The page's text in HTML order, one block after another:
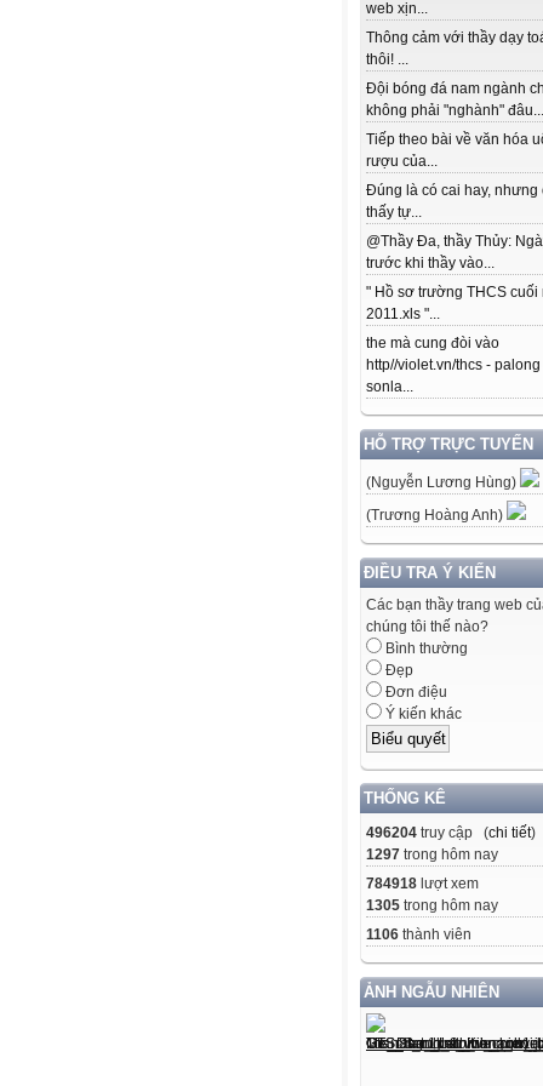
web xịn...
Thông cảm với thầy dạy
thôi! ...
Đội bóng đá nam ngành
không phải "nghành" đâu...
Tiếp theo bài về văn hóa
rượu của...
Đúng là có cai hay, nhưng
thấy tự...
@Thầy Đa, thầy Thủy:
trước khi thầy vào...
" Hồ sơ trường THCS cuối
2011.xls "...
the mà cung đòi vào
http//violet.vn/thcs - palong
sonla...
HỖ TRỢ TRỰC TUYẾN
(Nguyễn Lương Hùng)
(Trương Hoàng Anh)
ĐIỀU TRA Ý KIẾN
Các bạn thầy trang web
chúng tôi thế nào?
Bình thường
Đẹp
Đơn điệu
Ý kiến khác
THỐNG KÊ
496204 truy cập (chi tiết)
1297 trong hôm nay
784918 lượt xem
1305 trong hôm nay
1106 thành viên
ẢNH NGẪU NHIÊN